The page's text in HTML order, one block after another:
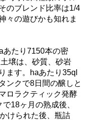
のブレンド比率は1/4
々の遊びかも知れま
あたり7150本の密
壌は、砂質、砂岩
ます。haあたり35ql
ンクで8日間の醸しと
ロラクティック発酵
18ヶ月の熟成後、
けられた後、瓶詰